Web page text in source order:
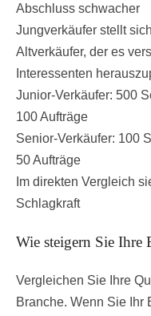
Abschluss schwacher
Jungverkäufer stellt
Altverkäufer, der es
Interessenten
Junior-Verkäufer: 500
100 Aufträge
Senior-Verkäufer: 100
50 Aufträge
Im direkten Vergleich
Schlagkraft
Wie steigern Sie Ihre
Vergleichen Sie Ihre
Branche. Wenn Sie Ihr